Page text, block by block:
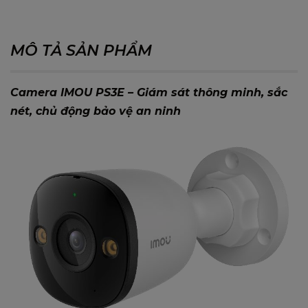
MÔ TẢ SẢN PHẨM
Camera IMOU PS3E – Giám sát thông minh, sắc
nét, chủ động bảo vệ an ninh